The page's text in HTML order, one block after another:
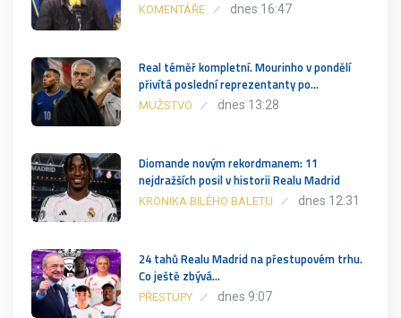
KOMENTÁŘE dnes 16:47
Real téměř kompletní. Mourinho v pondělí
přivítá poslední reprezentanty po…
MUŽSTVO dnes 13:28
Diomande novým rekordmanem: 11
nejdražších posil v historii Realu Madrid
KRONIKA BILÉHO BALETU dnes 12:31
24 tahů Realu Madrid na přestupovém trhu.
Co ještě zbývá…
PŘESTUPY dnes 9:07